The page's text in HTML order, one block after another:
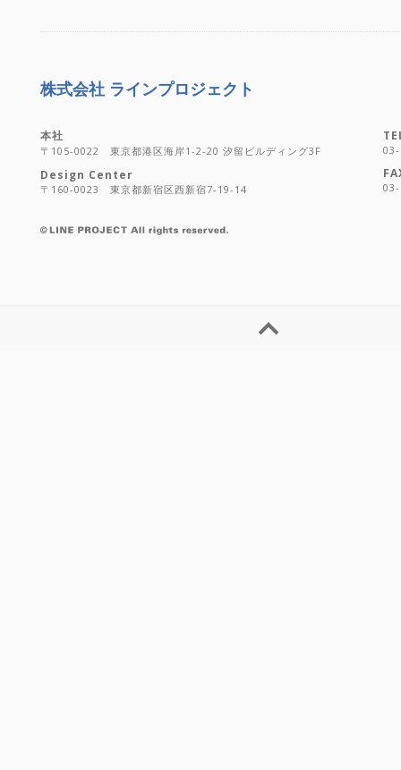
株式会社 ラインプロジェクト
本社
〒105-0022 東京都港区海岸1-2-20 汐留ビルディング3F
Design Center
〒160-0023 東京都新宿区西新宿7-19-14